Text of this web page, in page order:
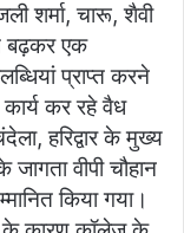
शर्मा, चारू, शैवी
बढ़कर एक
प्राप्त करने
कार्य कर रहे वैध
हरिद्वार के मुख्य
वीपी चौहान
किया गया।